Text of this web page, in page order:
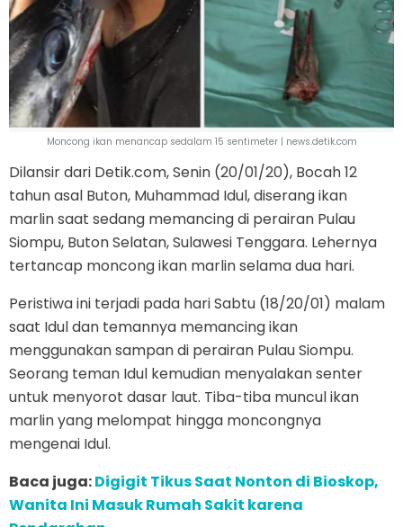
Moncong ikan menancap sedalam 15 sentimeter | news.detik.com
Dilansir dari Detik.com, Senin (20/01/20), Bocah 12
tahun asal Buton, Muhammad Idul, diserang ikan
marlin saat sedang memancing di perairan Pulau
Siompu, Buton Selatan, Sulawesi Tenggara. Lehernya
tertancap moncong ikan marlin selama dua hari.
Peristiwa ini terjadi pada hari Sabtu (18/20/01) malam
saat Idul dan temannya memancing ikan
menggunakan sampan di perairan Pulau Siompu.
Seorang teman Idul kemudian menyalakan senter
untuk menyorot dasar laut. Tiba-tiba muncul ikan
marlin yang melompat hingga moncongnya
mengenai Idul.
Baca juga:Digigit Tikus Saat Nonton di Bioskop,
Wanita Ini Masuk Rumah Sakit karena